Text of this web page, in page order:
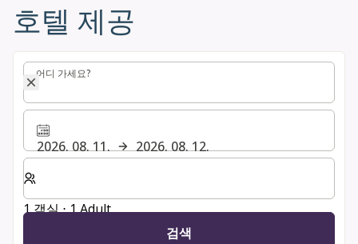
호텔 제공
어디 가세요?
어디 가세요?
2026. 08. 11.
2026. 08. 12.
숙박할 객실 및 게스트 수 선택
1 객실 ⋅ 1 Adult
검색